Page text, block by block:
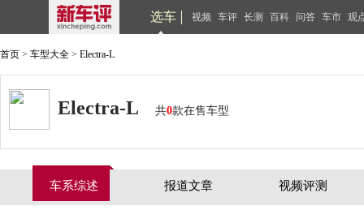
选车 视频 车评 长测 百科 问答 车市 观
首页 > 车型大全 > Electra-L
Electra-L 共0款在售车型
车系综述 报道文章 视频评测